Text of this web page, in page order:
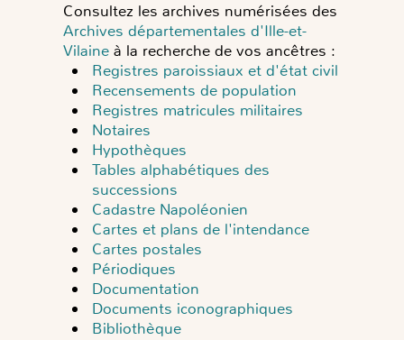
Consultez les archives numérisées des
Archives départementales d'Ille-et-
Vilaine à la recherche de vos ancêtres :
Registres paroissiaux et d'état civil
Recensements de population
Registres matricules militaires
Notaires
Hypothèques
Tables alphabétiques des
successions
Cadastre Napoléonien
Cartes et plans de l'intendance
Cartes postales
Périodiques
Documentation
Documents iconographiques
Bibliothèque